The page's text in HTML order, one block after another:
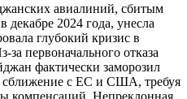
авиалиний, сбитым
2024 года, унесла
глубокий кризис в
первоначального отказа
фактически заморозил
сближение с ЕС и США, требуя
компенсаций. Непреклонная